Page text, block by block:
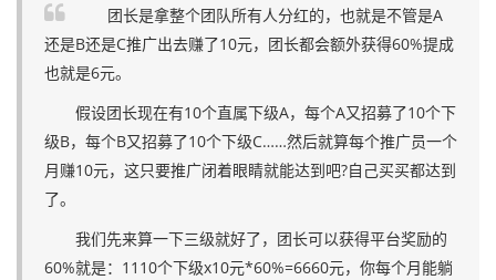
团长是拿整个团队所有人分红的，也就是不管是A
还是B还是C推广出去赚了10元，团长都会额外获得60%提成
也就是6元。
假设团长现在有10个直属下级A，每个A又招募了10个下
级B，每个B又招募了10个下级C……然后就算每个推广员一个
月赚10元，这只要推广闭着眼睛就能达到吧?自己买买都达到
了。
我们先来算一下三级就好了，团长可以获得平台奖励的
60%就是：1110个下级x10元*60%=6660元，你每个月能躺